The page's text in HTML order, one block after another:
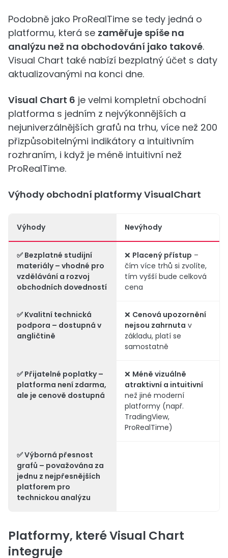
Podobně jako ProRealTime se tedy jedná o
platformu, která se zaměřuje spíše na
analýzu než na obchodování jako takové.
Visual Chart také nabízí bezplatný účet s daty
aktualizovanými na konci dne.
Visual Chart 6 je velmi kompletní obchodní
platforma s jedním z nejvýkonnějších a
nejuniverzálnějších grafů na trhu, více než 200
přizpůsobitelnými indikátory a intuitivním
rozhraním, i když je méně intuitivní než
ProRealTime.
Výhody obchodní platformy VisualChart
Výhody Nevýhody
✅ Bezplatné studijní
materiály– vhodné pro
vzdělávání a rozvoj
obchodních dovedností
❌ Placený přístup –
čím více trhů si zvolíte,
tím vyšší bude celková
cena
✅ Kvalitní technická
podpora – dostupná v
angličtině
❌ Cenová upozornění
nejsou zahrnuta v
základu, platí se
samostatně
✅ Přijatelné poplatky–
platforma není zdarma,
ale je cenově dostupná
❌ Méně vizuálně
atraktivní a intuitivní
než jiné moderní
platformy (např.
TradingView,
ProRealTime)
✅Výborná přesnost
grafů – považována za
jednu z nejpřesnějších
platforem pro
technickou analýzu
Platformy, které Visual Chart
integruje